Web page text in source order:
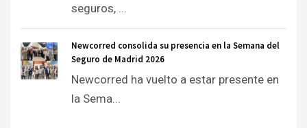
seguros, ...
Newcorred consolida su presencia en la Semana del
Seguro de Madrid 2026
Newcorred ha vuelto a estar presente en
la Sema...